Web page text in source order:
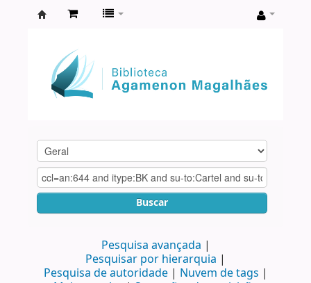
Agamenon
Magalhães
Buscar
Pesquisa avançada
Pesquisar por hierarquia
Pesquisa de autoridade
Nuvem de tags